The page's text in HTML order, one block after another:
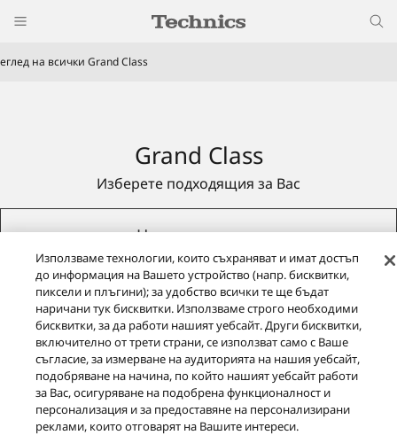
на всички Grand Class
Изберете подходящия за Вас
Grand Class
Научете повече
Използваме технологии, които съхраняват и имат достъп
до информация на Вашето устройство (напр. бисквитки,
пиксели и плъгини); за удобство всички те ще бъдат
наричани тук бисквитки. Използваме строго необходими
бисквитки, за да работи нашият уебсайт. Други бисквитки,
включително от трети страни, се използват само с Ваше
съгласие, за измерване на аудиторията на нашия уебсайт,
подобряване на начина, по който нашият уебсайт работи
за Вас, осигуряване на подобрена функционалност и
персонализация и за предоставяне на персонализирани
реклами, които отговарят на Вашите интереси.